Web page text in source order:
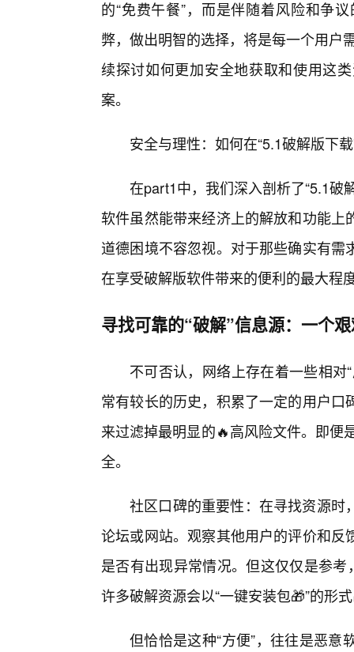
的“免费午餐”，而是伴随着风险和争
弊，做出明智的选择，将是每一个用户
续探讨如何更加安全地获取和使用这
案。
安全与理性：如何在“5.1破解版下
在part1中，我们深入剖析了“5.1破
软件虽然能带来经济上的解放和功能
道德困境不容忽视。对于那些确实有
在享受破解版软件带来的便利的最大程
寻找可靠的“破解”信息源：一个
不可否认，网络上存在着一些相对
常有较长的历史，积累了一定的用户
来过滤掉最明显的🔥高风险文件。即便
全。
社区口碑的重要性：在寻找资源时
论坛或网站。观察其他用户的评价和
是否有出现异常情况。但这仅仅是参
许多破解资源会以“一键安装包🎁”的形
但恰恰是这种“方便”，往往是恶